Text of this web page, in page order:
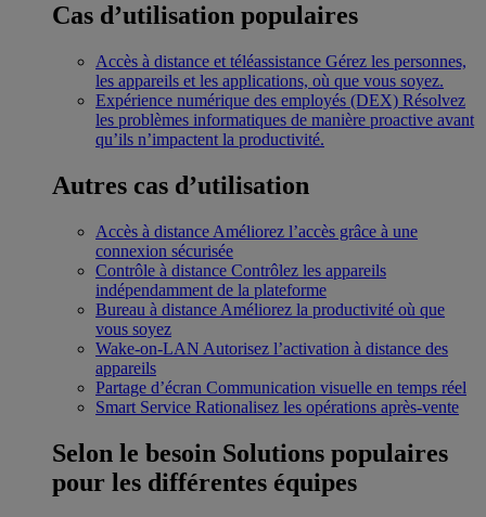
Cas d’utilisation populaires
Accès à distance et téléassistance Gérez les personnes,
les appareils et les applications, où que vous soyez.
Expérience numérique des employés (DEX) Résolvez
les problèmes informatiques de manière proactive avant
qu’ils n’impactent la productivité.
Autres cas d’utilisation
Accès à distance Améliorez l’accès grâce à une
connexion sécurisée
Contrôle à distance Contrôlez les appareils
indépendamment de la plateforme
Bureau à distance Améliorez la productivité où que
vous soyez
Wake-on-LAN Autorisez l’activation à distance des
appareils
Partage d’écran Communication visuelle en temps réel
Smart Service Rationalisez les opérations après-vente
Selon le besoin Solutions populaires
pour les différentes équipes